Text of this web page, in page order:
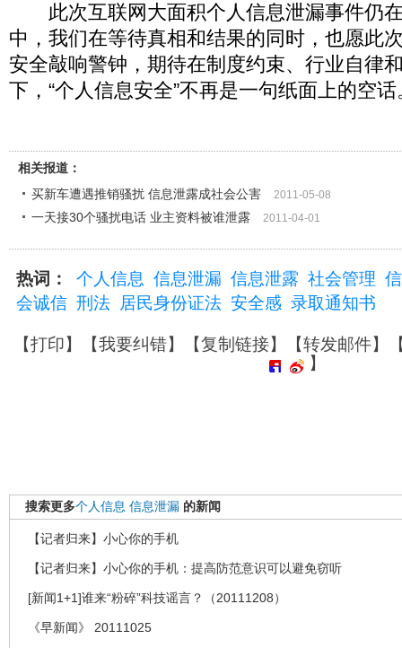
此次互联网大面积个人信息泄漏事件仍
中，我们在等待真相和结果的同时，也愿此
安全敲响警钟，期待在制度约束、行业自律
下，“个人信息安全”不再是一句纸面上的空话
相关报道：
买新车遭遇推销骚扰 信息泄露成社会公害
2011-05-08
一天接30个骚扰电话 业主资料被谁泄露 2011-04-01
热词： 个人信息 信息泄漏 信息泄露 社会管理
会诚信 刑法 居民身份证法 安全感 录取通知书
【打印】【我要纠错】【复制链接】【转发邮件】
】
搜索更多个人信息 信息泄漏 的新闻
【记者归来】小心你的手机
【记者归来】小心你的手机：提高防范意识可以避免窃听
[新闻1+1]谁来“粉碎”科技谣言？（20111208）
《早新闻》 20111025